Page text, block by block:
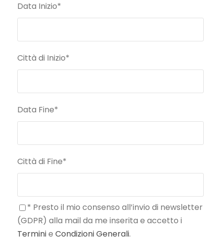
Data Inizio*
Città di Inizio*
Data Fine*
Città di Fine*
* Presto il mio consenso all’invio di newsletter
(GDPR) alla mail da me inserita e accetto i
Terminie Condizioni Generali.